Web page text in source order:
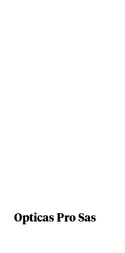
Opticas Pro Sas